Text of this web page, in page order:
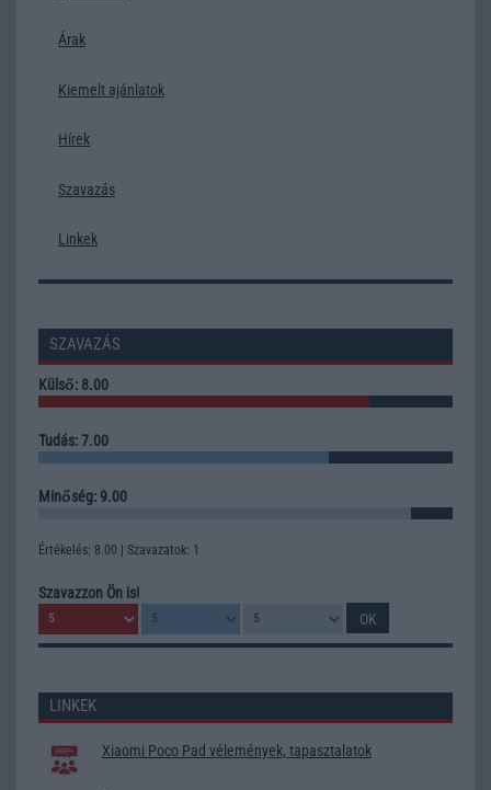
Árak
Kiemelt ajánlatok
Hírek
Szavazás
Linkek
SZAVAZÁS
Külső: 8.00
Tudás: 7.00
Minőség: 9.00
Értékelés: 8.00 | Szavazatok: 1
Szavazzon Ön is!
LINKEK
Xiaomi Poco Pad vélemények, tapasztalatok